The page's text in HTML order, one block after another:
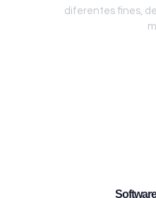
diferentes fines,